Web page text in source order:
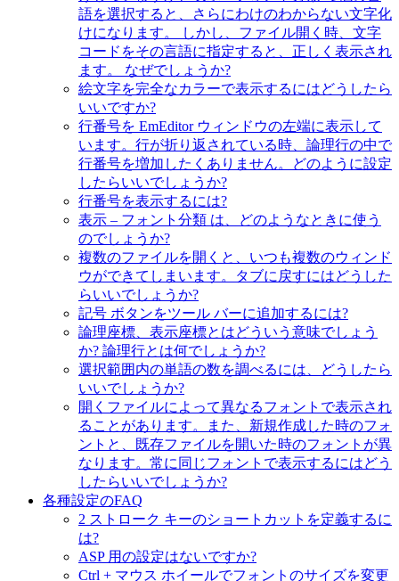
語を選択すると、さらにわけのわからない文字化
けになります。 しかし、ファイル開く時、文字
コードをその言語に指定すると、正しく表示され
ます。 なぜでしょうか?
絵文字を完全なカラーで表示するにはどうしたら
いいですか?
行番号を EmEditor ウィンドウの左端に表示して
います。行が折り返されている時、論理行の中で
行番号を増加したくありません。どのように設定
したらいいでしょうか?
行番号を表示するには?
表示 – フォント分類 は、どのようなときに使う
のでしょうか?
複数のファイルを開くと、いつも複数のウィンド
ウができてしまいます。タブに戻すにはどうした
らいいでしょうか?
記号 ボタンをツール バーに追加するには?
論理座標、表示座標とはどういう意味でしょう
か? 論理行とは何でしょうか?
選択範囲内の単語の数を調べるには、どうしたら
いいでしょうか?
開くファイルによって異なるフォントで表示され
ることがあります。また、新規作成した時のフォ
ントと、既存ファイルを開いた時のフォントが異
なります。常に同じフォントで表示するにはどう
したらいいでしょうか?
各種設定のFAQ
2 ストローク キーのショートカットを定義するに
は?
ASP 用の設定はないですか?
Ctrl + マウス ホイールでフォントのサイズを変更